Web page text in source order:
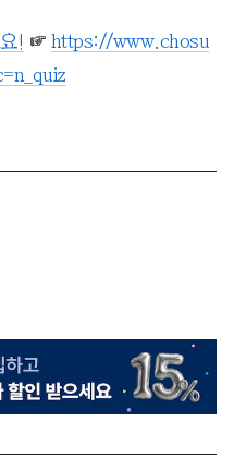
! ☞ https://www.chosu